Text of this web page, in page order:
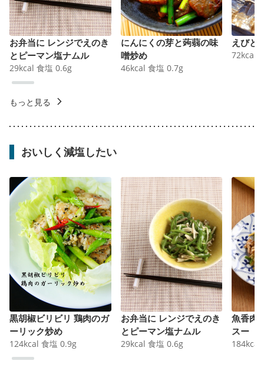
お弁当に レンジでえのき
とピーマン塩ナムル
29kcal 食塩 0.6g
にんにくの芽と蒟蒻の味
噌炒め
46kcal 食塩 0.7g
えびと
72kcal
もっと見る
おいしく減塩したい
黒胡椒ビリビリ 鶏肉のガ
ーリック炒め
124kcal 食塩 0.9g
お弁当に レンジでえのき
とピーマン塩ナムル
29kcal 食塩 0.6g
魚香肉
スー
184kcal